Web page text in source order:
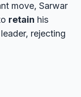
move, Sarwar
retain his
rejecting